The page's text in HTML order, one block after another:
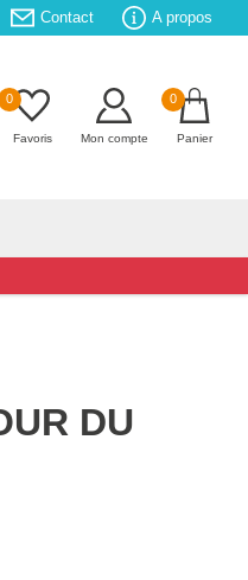
Contact A propos
0
Favoris Mon compte
0
Panier
DU